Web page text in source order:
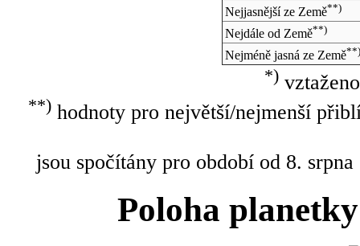
Nejjasnější ze Země**)
Nejdále od Země**)
Nejméně jasná ze Země**)
*)
**)hodnoty pro největší/nejmenší
jsou spočítány pro období od 8.
Poloha